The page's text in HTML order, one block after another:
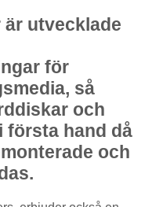
utvecklade
för
så
och
första hand då
och